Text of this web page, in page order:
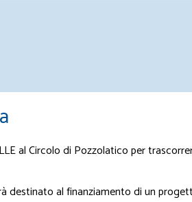
al Circolo di Pozzolatico per
destinato al finanziamento di un